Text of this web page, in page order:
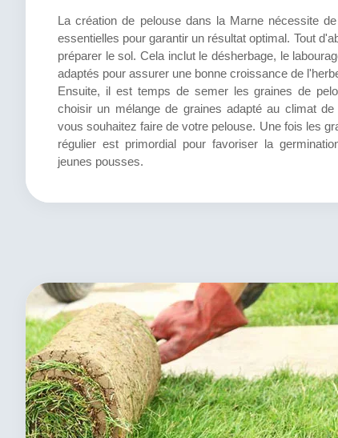
La création de pelouse dans la Marne nécessite
essentielles pour garantir un résultat optimal. Tout
préparer le sol. Cela inclut le désherbage, le
adaptés pour assurer une bonne croissance de
Ensuite, il est temps de semer les graines de
choisir un mélange de graines adapté au climat
vous souhaitez faire de votre pelouse. Une fois les
régulier est primordial pour favoriser la
jeunes pousses.